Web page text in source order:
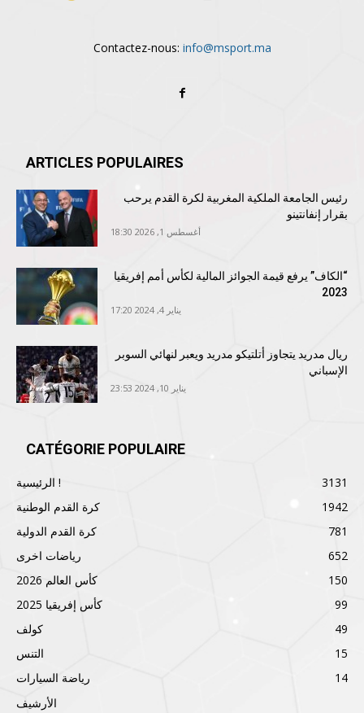
Contactez-nous: info@msport.ma
ARTICLES POPULAIRES
رئيس الجامعة الملكية المغربية لكرة القدم يرحب
بقرار إنفانتينو
أغسطس 1, 2026 18:30
“الكاف” يرفع قيمة الجوائز المالية لكأس أمم إفريقيا
2023
يناير 4, 2024 17:20
ريال مدريد يتجاوز أتلتيكو مدريد ويعبر لنهائي السوبر
الإسباني
يناير 10, 2024 23:53
CATÉGORIE POPULAIRE
الرئيسية !
3131
كرة القدم الوطنية
1942
كرة القدم الدولية
781
رياضات اخرى
652
كأس العالم 2026
150
كأس إفريقيا 2025
99
كولف
49
التنس
15
رياضة السيارات
14
الأرشيف